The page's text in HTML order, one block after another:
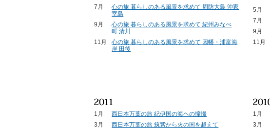
7月
心の旅 暮らしのある風景を求めて 周防大島 沖家
室島
9月
心の旅 暮らしのある風景を求めて 紀州みなべ
町 清川
11月
心の旅 暮らしのある風景を求めて 因幡・浦富海
岸 田後
5月
7月
9月
11月
1月
西日本万葉の旅 紀伊国の海ヘの憧憬
3月
西日本万葉の旅 筑紫から火の国を越えて
1月
3月